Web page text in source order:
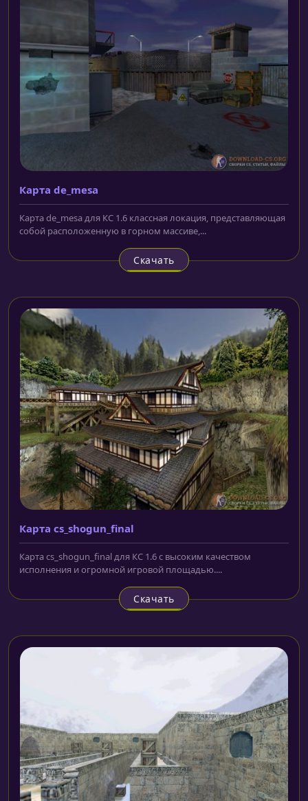
Карта de_mesa
Карта de_mesa для КС 1.6 классная локация, представляющая
собой расположенную в горном массиве,...
Скачать
Карта cs_shogun_final
Карта cs_shogun_final для КС 1.6 с высоким качеством
исполнения и огромной игровой площадью....
Скачать